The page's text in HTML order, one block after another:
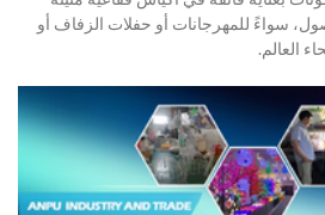
سواءً للمهرجانات أو حفلات الزفاف أو
العالم.